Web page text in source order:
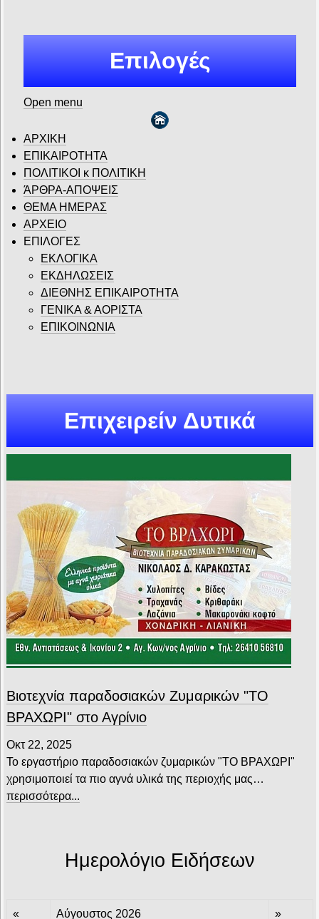
Επιλογές
Open menu
ΑΡΧΙΚΗ
ΕΠΙΚΑΙΡΟΤΗΤΑ
ΠΟΛΙΤΙΚΟΙ κ ΠΟΛΙΤΙΚΗ
ΆΡΘΡΑ-ΑΠΟΨΕΙΣ
ΘΕΜΑ ΗΜΕΡΑΣ
ΑΡΧΕΙΟ
ΕΠΙΛΟΓΕΣ
ΕΚΛΟΓΙΚΑ
ΕΚΔΗΛΩΣΕΙΣ
ΔΙΕΘΝΗΣ ΕΠΙΚΑΙΡΟΤΗΤΑ
ΓΕΝΙΚΑ & ΑΟΡΙΣΤΑ
ΕΠΙΚΟΙΝΩΝΙΑ
Επιχειρείν Δυτικά
Βιοτεχνία παραδοσιακών Ζυμαρικών "ΤΟ
ΒΡΑΧΩΡΙ" στο Αγρίνιο
Οκτ 22, 2025
Το εργαστήριο παραδοσιακών ζυμαρικών "ΤΟ ΒΡΑΧΩΡΙ"
χρησιμοποιεί τα πιο αγνά υλικά της περιοχής μας…
περισσότερα...
Ημερολόγιο Ειδήσεων
« Αύγουστος 2026 »